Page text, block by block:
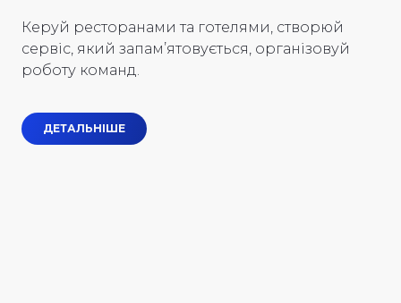
Керуй ресторанами та готелями, створюй
сервіс, який запам’ятовується, організовуй
роботу команд.
ДЕТАЛЬНІШЕ